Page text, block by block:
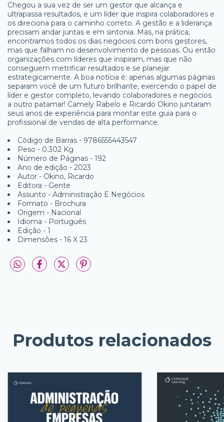
Chegou a sua vez de ser um gestor que alcança e
ultrapassa resultados, e um líder que inspira colaboradores e
os direciona para o caminho correto. A gestão e a liderança
precisam andar juntas e em sintonia. Mas, na prática,
encontramos todos os dias negócios com bons gestores,
mas que falham no desenvolvimento de pessoas. Ou então
organizações com líderes que inspiram, mas que não
conseguem metrificar resultados e se planejar
estrategicamente. A boa notícia é: apenas algumas páginas
separam você de um futuro brilhante, exercendo o papel de
líder e gestor completo, levando colaboradores e negócios
a outro patamar! Camely Rabelo e Ricardo Okino juntaram
seus anos de experiência para montar este guia para o
profissional de vendas de alta performance.
Código de Barras - 9786555443547
Peso - 0.302 Kg
Número de Páginas - 192
Ano de edição - 2023
Autor - Okino, Ricardo
Editora - Gente
Assunto - Administração E Negócios
Formato - Brochura
Origem - Nacional
Idioma - Português
Edição - 1
Dimensões - 16 X 23
Produtos relacionados